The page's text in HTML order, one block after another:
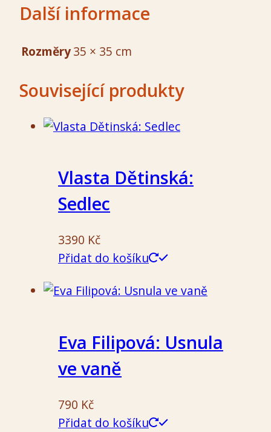
Další informace
Rozměry35 × 35 cm
Související produkty
Vlasta Dětinská:
Sedlec
3390 Kč
Přidat do košíku
Eva Filipová: Usnula
ve vaně
790 Kč
Přidat do košíku